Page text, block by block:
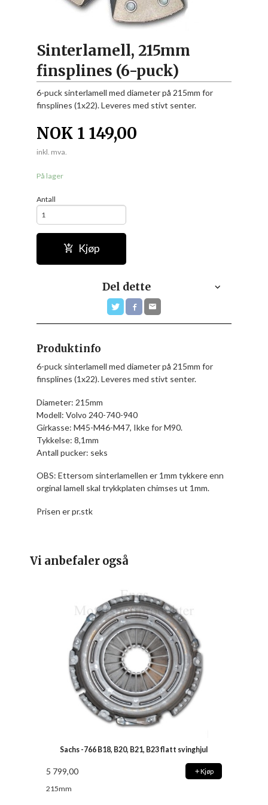
Sinterlamell, 215mm
finsplines (6-puck)
6-puck sinterlamell med diameter på 215mm for
finsplines (1x22). Leveres med stivt senter.
NOK 1 149,00
inkl. mva.
På lager
Antall
Kjøp
Del dette
Produktinfo
6-puck sinterlamell med diameter på 215mm for
finsplines (1x22). Leveres med stivt senter.
Diameter: 215mm
Modell: Volvo 240-740-940
Girkasse: M45-M46-M47, Ikke for M90.
Tykkelse: 8,1mm
Antall pucker: seks
OBS: Ettersom sinterlamellen er 1mm tykkere enn
orginal lamell skal trykkplaten chimses ut 1mm.
Prisen er pr.stk
Vi anbefaler også
Sachs -766 B18, B20, B21, B23 flatt svinghjul
5 799,00 Kjøp
215mm